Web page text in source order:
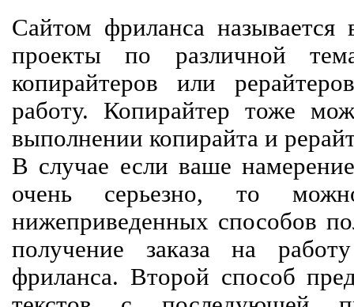
Сайтом фриланса называется
проекты по различной
копирайтеров или
работу. Копирайтер тоже
выполнении копирайта и
В случае если ваше
очень серьезно, то
нижеприведенных способов
получение заказа на
фриланса. Второй способ